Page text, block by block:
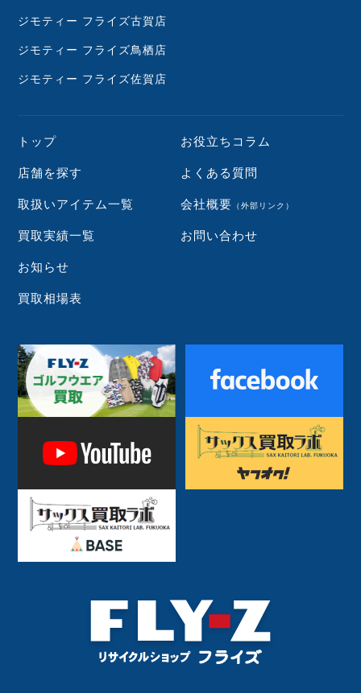
ジモティー フライズ古賀店
ジモティー フライズ鳥栖店
ジモティー フライズ佐賀店
トップ
店舗を探す
取扱いアイテム一覧
買取実績一覧
お知らせ
買取相場表
お役立ちコラム
よくある質問
会社概要 （外部リンク）
お問い合わせ